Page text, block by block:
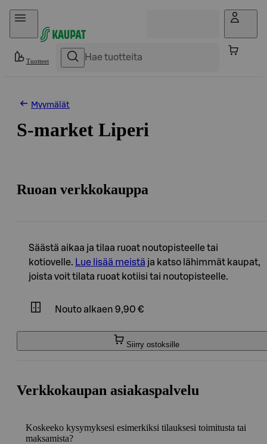
Hyppää sisältöön
Tuotteet
Myymälät
S-market Liperi
Ruoan verkkokauppa
Säästä aikaa ja tilaa ruoat noutopisteelle tai
kotiovelle. Lue lisää meistä ja katso lähimmät kaupat,
joista voit tilata ruoat kotiisi tai noutopisteelle.
Nouto alkaen 9,90 €
Siirry ostoksille
Verkkokaupan asiakaspalvelu
Koskeeko kysymyksesi esimerkiksi tilauksesi toimitusta tai
maksamista?